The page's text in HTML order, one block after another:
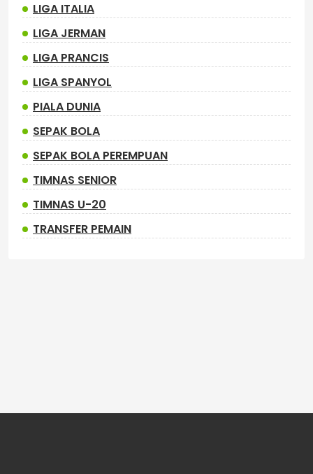
LIGA ITALIA
LIGA JERMAN
LIGA PRANCIS
LIGA SPANYOL
PIALA DUNIA
SEPAK BOLA
SEPAK BOLA PEREMPUAN
TIMNAS SENIOR
TIMNAS U-20
TRANSFER PEMAIN